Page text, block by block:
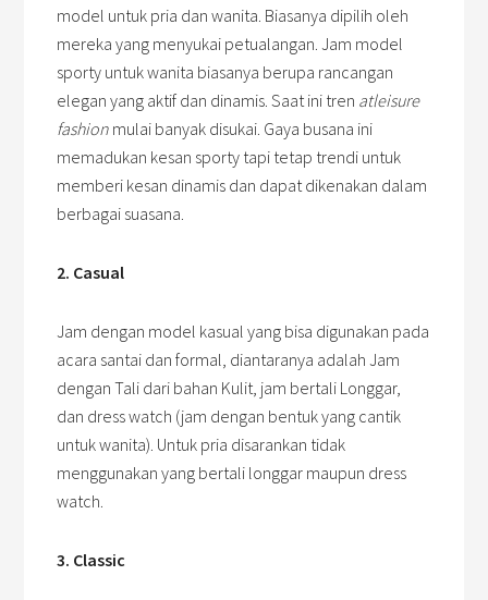
model untuk pria dan wanita. Biasanya dipilih oleh
mereka yang menyukai petualangan. Jam model
sporty untuk wanita biasanya berupa rancangan
elegan yang aktif dan dinamis. Saat ini tren atleisure
fashion mulai banyak disukai. Gaya busana ini
memadukan kesan sporty tapi tetap trendi untuk
memberi kesan dinamis dan dapat dikenakan dalam
berbagai suasana.
2. Casual
Jam dengan model kasual yang bisa digunakan pada
acara santai dan formal, diantaranya adalah Jam
dengan Tali dari bahan Kulit, jam bertali Longgar,
dan dress watch (jam dengan bentuk yang cantik
untuk wanita). Untuk pria disarankan tidak
menggunakan yang bertali longgar maupun dress
watch.
3. Classic